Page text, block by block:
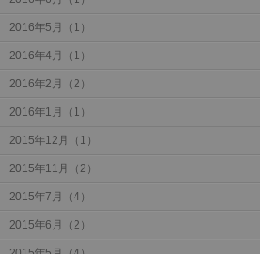
2016年5月（1）
2016年4月（1）
2016年2月（2）
2016年1月（1）
2015年12月（1）
2015年11月（2）
2015年7月（4）
2015年6月（2）